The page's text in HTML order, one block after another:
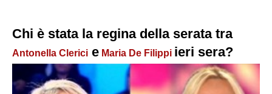
Chi è stata la regina della serata tra
Antonella Clerici e Maria De Filippi ieri sera?